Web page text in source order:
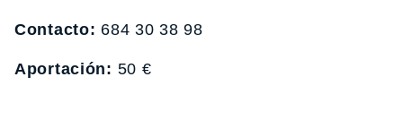
Contacto: 684 30 38 98
Aportación: 50 €